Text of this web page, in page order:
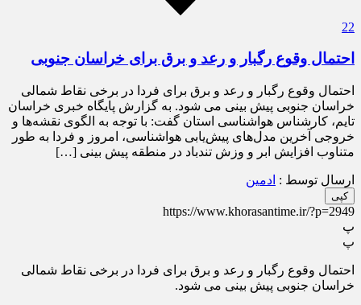
22
احتمال وقوع رگبار و رعد و برق برای خراسان جنوبی
احتمال وقوع رگبار و رعد و برق برای فردا در برخی نقاط شمالی
خراسان جنوبی پیش بینی می شود. به گزارش پایگاه خبری خراسان
تایم، کارشناس هواشناسی استان گفت: با توجه به الگوی نقشه‌ها و
خروجی آخرین مدل‌های پیش‌یابی هواشناسی، امروز و فردا به طور
متناوب افزایش ابر و وزش تندباد در منطقه پیش بینی […]
ارسال توسط : ادمین
کپی
https://www.khorasantime.ir/?p=2949
پ
پ
احتمال وقوع رگبار و رعد و برق برای فردا در برخی نقاط شمالی
خراسان جنوبی پیش بینی می شود.